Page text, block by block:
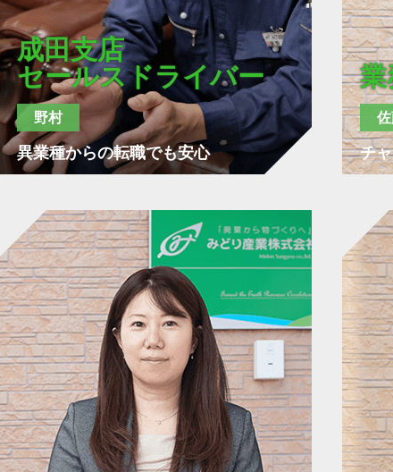
成田支店
セールスドライバー
野村
異業種からの転職でも安心
業
チ